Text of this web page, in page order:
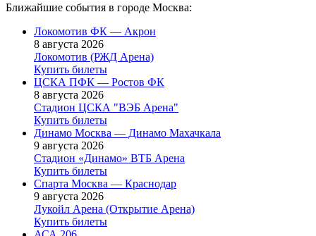
Ближайшие события в городе Москва:
Локомотив ФК — Акрон
8 августа 2026
Локомотив (РЖД Арена)
Купить билеты
ЦСКА ПФК — Ростов ФК
8 августа 2026
Стадион ЦСКА "ВЭБ Арена"
Купить билеты
Динамо Москва — Динамо Махачкала
9 августа 2026
Стадион «Динамо» ВТБ Арена
Купить билеты
Спарта Москва — Краснодар
9 августа 2026
Лукойл Арена (Открытие Арена)
Купить билеты